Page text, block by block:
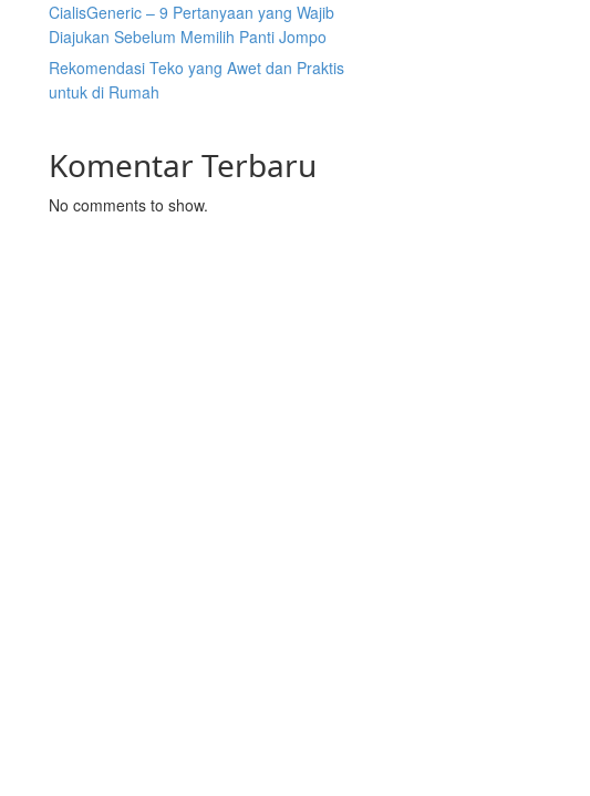
CialisGeneric – 9 Pertanyaan yang Wajib
Diajukan Sebelum Memilih Panti Jompo
Rekomendasi Teko yang Awet dan Praktis
untuk di Rumah
Komentar Terbaru
No comments to show.